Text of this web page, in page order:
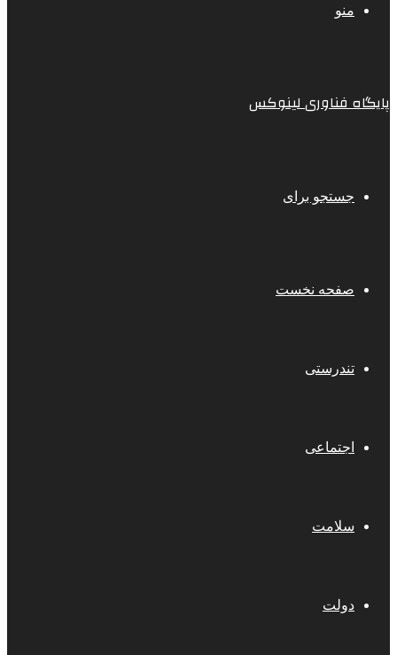
منو
پایگاه فناوری لینوکس
جستجو برای
صفحه نخست
تندرستی
اجتماعی
سلامت
دولت